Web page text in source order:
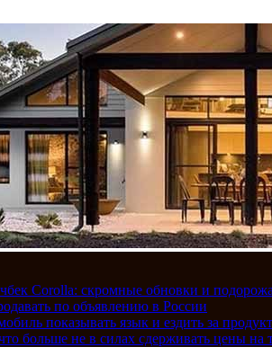
Corolla: скромные обновки и
по объявлению в России
показывать язык и ездить за
больше не в силах сдерживать цены на